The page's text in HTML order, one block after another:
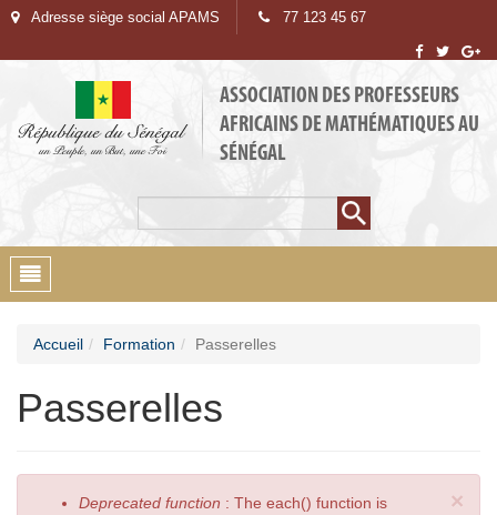
Adresse siège social APAMS 77 123 45 67
ASSOCIATION DES PROFESSEURS
AFRICAINS DE MATHÉMATIQUES AU
SÉNÉGAL
Formulaire de
Toggle
navigation
Accueil Formation Passerelles
Passerelles
×
Deprecated function : The each() function is